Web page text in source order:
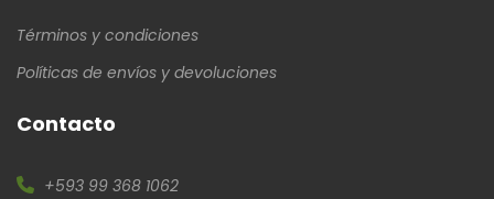
Términos y condiciones
Políticas de envíos y devoluciones
Contacto
+593 99 368 1062